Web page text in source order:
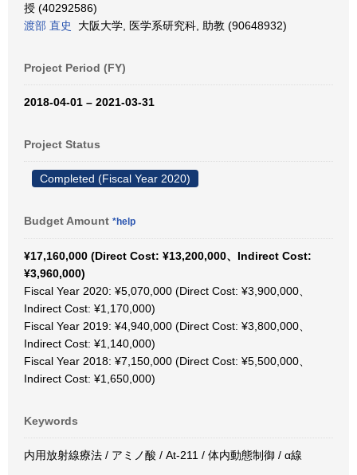
授 (40292586)
渡部 直史
大阪大学, 医学系研究科, 助教 (90648932)
Project Period (FY)
2018-04-01 – 2021-03-31
Project Status
Completed (Fiscal Year 2020)
Budget Amount *help
¥17,160,000 (Direct Cost: ¥13,200,000、Indirect Cost:
¥3,960,000)
Fiscal Year 2020: ¥5,070,000 (Direct Cost: ¥3,900,000、
Indirect Cost: ¥1,170,000)
Fiscal Year 2019: ¥4,940,000 (Direct Cost: ¥3,800,000、
Indirect Cost: ¥1,140,000)
Fiscal Year 2018: ¥7,150,000 (Direct Cost: ¥5,500,000、
Indirect Cost: ¥1,650,000)
Keywords
内用放射線療法 / アミノ酸 / At-211 / 体内動態制御 / α線